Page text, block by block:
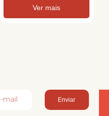
Ver mais
Enviar